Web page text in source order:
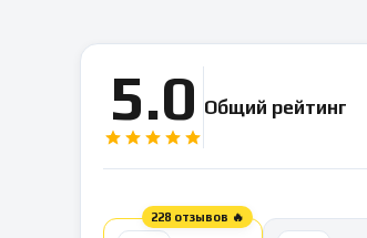
5.0 Общий рейтинг
228 отзывов 🔥